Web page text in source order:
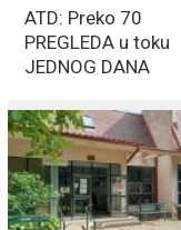
ATD: Preko 70
PREGLEDA u toku
JEDNOG DANA